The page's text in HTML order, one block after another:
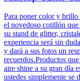
Para poner color y brillo
el novedoso cotillón
su stand de glitter,
experiencia será sin
y dará a sus fotos un
recuerdos.Productos
aire shine a su gran día
ustedes simplemente se